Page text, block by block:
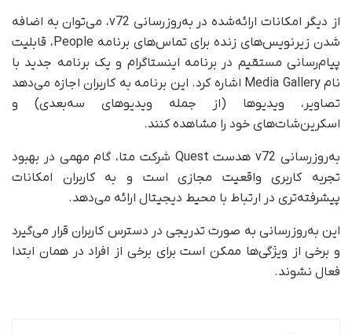
از دیگر امکانات ارائه‌شده در به‌روزرسانی v72، می‌توان به اضافه
شدن زیرنویس‌های زنده برای تماس‌های برنامه People، قابلیت
پیام‌رسانی مستقیم در برنامه اینستاگرام و یک برنامه جدید با
نام Media Gallery اشاره کرد. این برنامه به کاربران اجازه می‌دهد
تصاویر، ویدیوها (از جمله ویدیوهای سه‌بعدی) و
اسکرین‌شات‌های خود را مشاهده کنند.
به‌روزرسانی v72 هدست Quest شرکت متا، گام مهمی در بهبود
تجربه کاربری واقعیت مجازی است و به کاربران امکانات
پیشرفته‌تری در ارتباط با محیط دیجیتال ارائه می‌دهد.
این به‌روزرسانی به‌ صورت تدریجی در دسترس کاربران قرار می‌گیرد
و برخی از ویژگی‌ها ممکن است برای برخی از افراد در همان ابتدا
فعال نشوند.